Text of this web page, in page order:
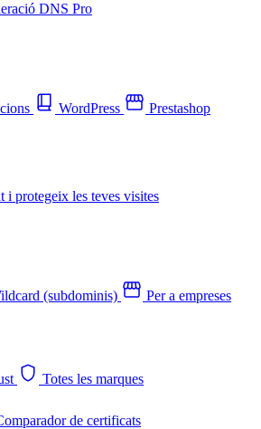
DNS Pro
WordPress Prestashop
i protegeix les teves visites
(subdominis)
Per a empreses
Totes les marques
de certificats